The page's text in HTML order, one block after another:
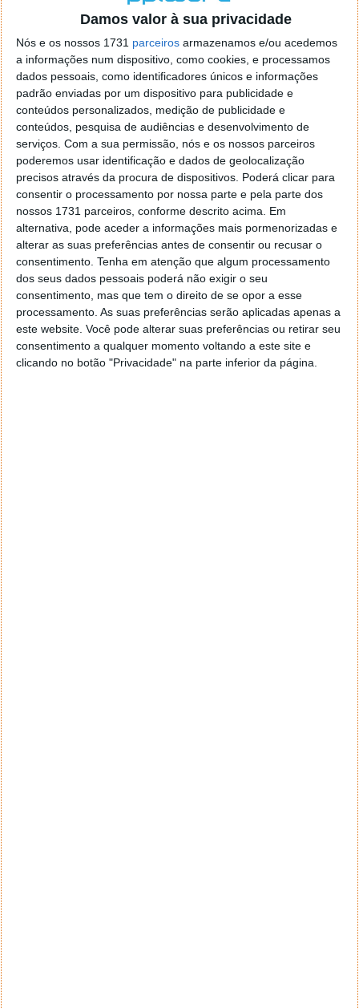
Damos valor à sua privacidade
Nós e os nossos 1731 parceiros armazenamos e/ou acedemos
a informações num dispositivo, como cookies, e processamos
dados pessoais, como identificadores únicos e informações
padrão enviadas por um dispositivo para publicidade e
conteúdos personalizados, medição de publicidade e
conteúdos, pesquisa de audiências e desenvolvimento de
serviços. Com a sua permissão, nós e os nossos parceiros
poderemos usar identificação e dados de geolocalização
precisos através da procura de dispositivos. Poderá clicar para
consentir o processamento por nossa parte e pela parte dos
nossos 1731 parceiros, conforme descrito acima. Em
alternativa, pode aceder a informações mais pormenorizadas e
alterar as suas preferências antes de consentir ou recusar o
consentimento. Tenha em atenção que algum processamento
dos seus dados pessoais poderá não exigir o seu
consentimento, mas que tem o direito de se opor a esse
processamento. As suas preferências serão aplicadas apenas a
este website. Você pode alterar suas preferências ou retirar seu
consentimento a qualquer momento voltando a este site e
clicando no botão "Privacidade" na parte inferior da página.
Este artigo tem mais de um ano
Acompanhe o Pplware no Google Notícias
Proponha uma correção, faça uma sugestão Autor:Vítor M.
PRÓXIMO ARTIGO
SilentNight Micro Burner 4.1.0
ARTIGO ANTERIOR
Daemon Tools v4.00